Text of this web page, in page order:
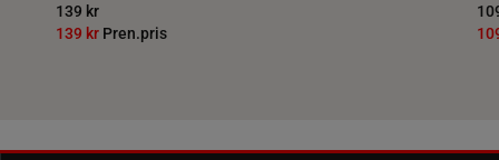
139 kr
139 kr Pren.pris